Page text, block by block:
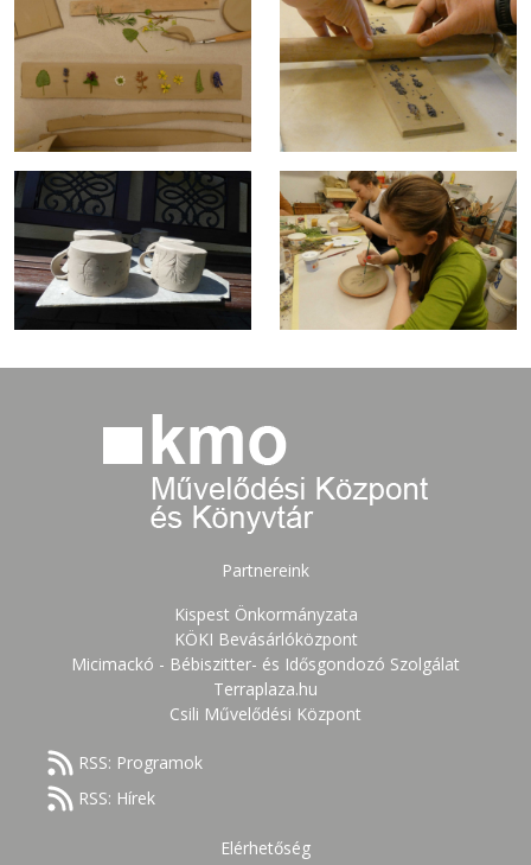
Partnereink
Kispest Önkormányzata
KÖKI Bevásárlóközpont
Micimackó - Bébiszitter- és Idősgondozó Szolgálat
Terraplaza.hu
Csili Művelődési Központ
RSS: Programok
RSS: Hírek
Elérhetőség